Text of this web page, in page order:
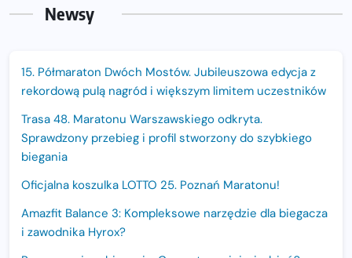
Newsy
15. Półmaraton Dwóch Mostów. Jubileuszowa edycja z
rekordową pulą nagród i większym limitem uczestników
Trasa 48. Maratonu Warszawskiego odkryta.
Sprawdzony przebieg i profil stworzony do szybkiego
biegania
Oficjalna koszulka LOTTO 25. Poznań Maratonu!
Amazfit Balance 3: Kompleksowe narzędzie dla biegacza
i zawodnika Hyrox?